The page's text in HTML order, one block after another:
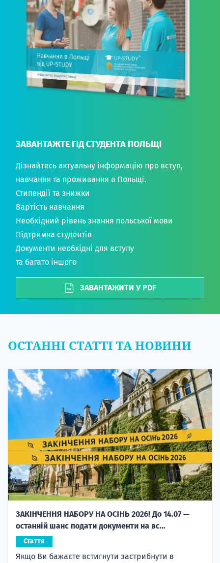
ЗАВАНТАЖТЕ ГІД СТУДЕНТА ПОЛЬЩІ
Дізнайтесь актуальну інформацію про вступ,
навчання та проживання в Польщі.
Стипендії та знижки
Вартість навчання
Необхідний рівень знання польської мови
Підтримка студентів
Документи необхідні для вступу
та багато іншого
ЗАВАНТАЖИТИ У PDF
ОСТАННІ СТАТТІ ТА НОВИНИ
ЗАКІНЧЕННЯ НАБОРУ НА ОСІНЬ 2026! До 14.07 —
останній шанс подати документи на вс...
Стаття
Якщо Ви бажаєте встигнути застрибнути в